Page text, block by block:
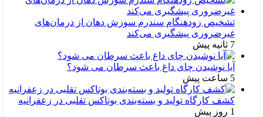
تشخیص زودهنگام سندرم سوزش دهان از درمان‌های
غیرضروری پیشگیری می‌کند
7 ثانیه پیش
آیا نوشیدن چای داغ باعث سرطان می شود؟
5 ساعت پیش
کشف کارگاه تولید و بسته‌بندی بوتاکس تقلبی در زعفرانیه
1 روز پیش